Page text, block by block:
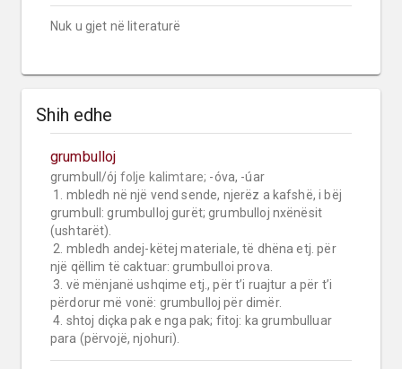
Nuk u gjet në literaturë
Shih edhe
grumbulloj
grumbull/ój folje kalimtare; -óva, -úar
grumbull: grumbulloj gurët; grumbulloj nxënësit
(ushtarët).
një qëllim të caktuar: grumbulloi prova.
përdorur më vonë: grumbulloj për dimër.
4. shtoj diçka pak e nga pak; fitoj: ka grumbulluar
para (përvojë, njohuri).